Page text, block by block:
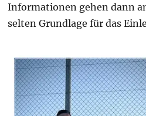
Informationen gehen dann
selten Grundlage für das